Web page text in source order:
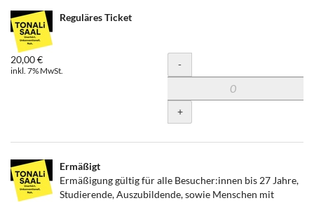
Reguläres Ticket
20,00 €
inkl. 7% MwSt. Menge
-
+
Ermäßigt
Ermäßigung gültig für alle Besucher:innen bis 27 Jahre,
Studierende, Auszubildende, sowie Menschen mit